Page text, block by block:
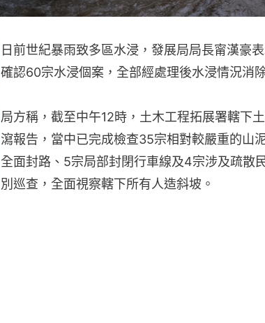
日前世紀暴雨致多區水浸，發展局局長甯漢豪
確認60宗水浸個案，全部經處理後水浸情況消
局方稱，截至中午12時，土木工程拓展署轄下
瀉報告，當中已完成檢查35宗相對較嚴重的山
全面封路、5宗局部封閉行車線及4宗涉及疏散
別巡查，全面視察轄下所有人造斜坡。